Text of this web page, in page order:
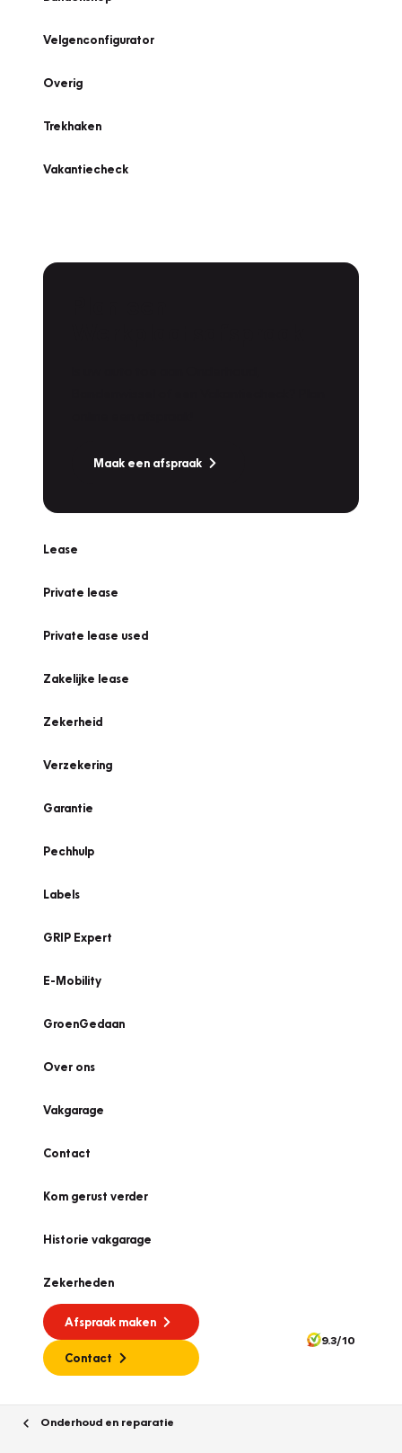
Velgenconfigurator
Overig
Trekhaken
Vakantiecheck
Maak een afspraak
Lease
Private lease
Private lease used
Zakelijke lease
Zekerheid
Verzekering
Garantie
Pechhulp
Labels
GRIP Expert
E-Mobility
GroenGedaan
Over ons
Vakgarage
Contact
Kom gerust verder
Historie vakgarage
Zekerheden
Afspraak maken
Contact
9.3/10
Onderhoud en reparatie